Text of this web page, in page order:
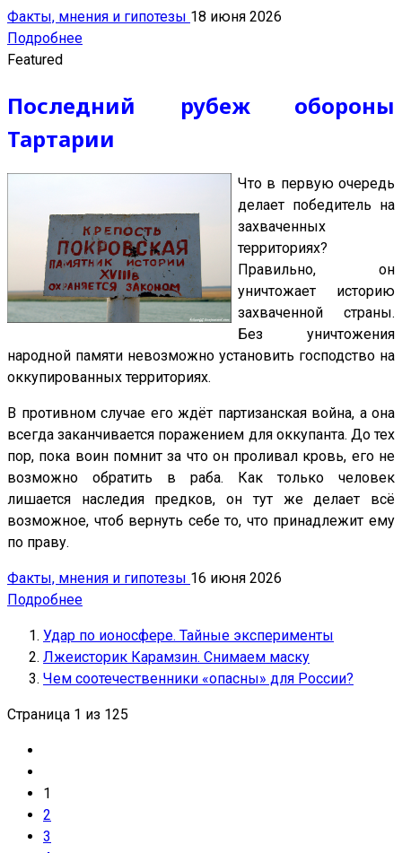
Факты, мнения и гипотезы 18 июня 2026
Подробнее
Featured
Последний рубеж обороны
Тартарии
Что в первую очередь
делает победитель на
захваченных
территориях?
Правильно, он
уничтожает историю
захваченной страны.
Без уничтожения
народной памяти невозможно установить господство на
оккупированных территориях.
В противном случае его ждёт партизанская война, а она
всегда заканчивается поражением для оккупанта. До тех
пор, пока воин помнит за что он проливал кровь, его не
возможно обратить в раба. Как только человек
лишается наследия предков, он тут же делает всё
возможное, чтоб вернуть себе то, что принадлежит ему
по праву.
Факты, мнения и гипотезы 16 июня 2026
Подробнее
Удар по ионосфере. Тайные эксперименты
Лжеисторик Карамзин. Снимаем маску
Чем соотечественники «опасны» для России?
Страница 1 из 125
1
2
3